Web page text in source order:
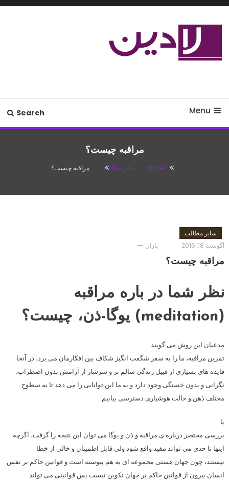
Skip
Menu
Search
مراقبه چیست؟
Home سایر مطالب مراقبه چیست؟
سایر مطالب
آگوست 18, 2016
باران
مراقبه چیست؟
نظر شما در باره مراقبه
(meditation) یوگا-ذن، چیست؟
مدعیان این روش می گویند
تمرین مراقبه، ما را به سفر شگفت انگیز شکاف بین افکارمان می برد، در آنجا
فایده های بسیاری از قبیل زندگی سالم تر و سرشار از آرامش بدون اضطراب،
نگرانی و بدون خستگی وجود دارد و به ما این توانایی را می دهد تا به سطوح
مختلف ذهن و حالت هوشیاری دسترسی بیابیم.
با
بررسی مختصر درباره ی مراقبه و ذن و یوگا می توان این نتیجه را گرفت، اگرچه
اینها تا حدی می تواند مفید واقع شود ولی قابل اطمینان و خالی از خطا
نیستند، چون جهان هستی مجموعه ای به هم پیوسته است و قوانین حاکم بر نفس
انسان بیرون از قوانین حاکم بر جهان تکوین نیست پس قوانینی می تواند